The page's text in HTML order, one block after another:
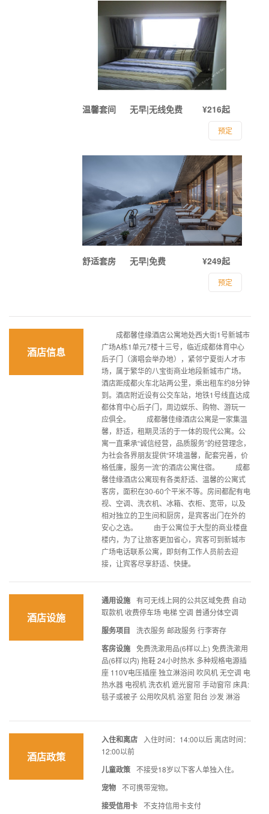
温馨套间 ¥216起
无早|无线免费
预定
舒适套房 ¥249起
无早|免费
预定
酒店信息
成都馨佳缘酒店公寓地处西大街1号新城市
广场A栋1单元7楼十三号，临近成都体育中心
后子门（演唱会举办地），紧邻宁夏街人才市
场，属于繁华的八宝街商业地段新城市广场。
酒店距成都火车北站两公里，乘出租车约8分钟
到。酒店附近设有公交车站，地铁1号线直达成
都体育中心后子门，周边娱乐、购物、游玩一
应俱全。 成都馨佳缘酒店公寓是一家集温
馨，舒适，租期灵活的于一体的现代公寓。公
寓一直秉承“诚信经营，品质服务”的经营理念，
为社会各界朋友提供“环境温馨，配套完善，价
格低廉，服务一流”的酒店公寓住宿。 成都
馨佳缘酒店公寓现有各类舒适、温馨的公寓式
客房，面积在30-60个平米不等。房间都配有电
视、空调、洗衣机、冰箱、衣柜、宽带，以及
相对独立的卫生间和厨房，是宾客出门在外的
安心之选。 由于公寓位于大型的商业楼盘
楼内，为了让旅客更加省心，宾客可到新城市
广场电话联系公寓，即刻有工作人员前去迎
接，让宾客尽享舒适、快捷。
酒店设施
通用设施 有可无线上网的公共区域免费 自动
取款机 收费停车场 电梯 空调 普通分体空调
服务项目 洗衣服务 邮政服务 行李寄存
客房设施 免费洗漱用品(6样以上) 免费洗漱用
品(6样以内) 拖鞋 24小时热水 多种规格电源插
座 110V电压插座 独立淋浴间 吹风机 无空调 电
热水器 电视机 洗衣机 遮光窗帘 手动窗帘 床具:
毯子或被子 公用吹风机 浴室 阳台 沙发 淋浴
酒店政策
入住和离店
入住时间：14:00以后 离店时间：
12:00以前
儿童政策 不接受18岁以下客人单独入住。
宠物 不可携带宠物。
接受信用卡 不支持信用卡支付